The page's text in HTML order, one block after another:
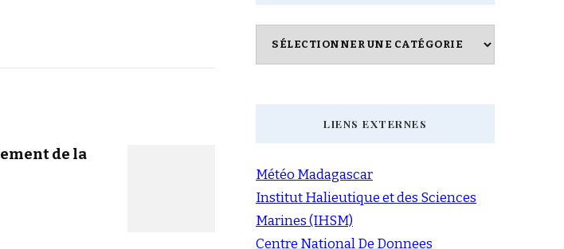
de la
Catégories
LIENS EXTERNES
Météo Madagascar
Institut Halieutique et des Sciences
Marines (IHSM)
Centre National De Donnees